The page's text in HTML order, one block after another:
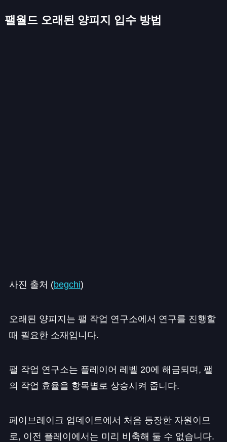
팰월드 오래된 양피지 입수 방법
사진 출처 (begchi)
오래된 양피지는 팰 작업 연구소에서 연구를 진행할
때 필요한 소재입니다.
팰 작업 연구소는 플레이어 레벨 20에 해금되며, 팰
의 작업 효율을 항목별로 상승시켜 줍니다.
페이브레이크 업데이트에서 처음 등장한 자원이므
로, 이전 플레이에서는 미리 비축해 둘 수 없습니다.